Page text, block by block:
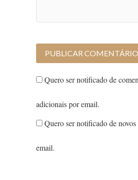
Quero ser notificado de
adicionais por email.
Quero ser notificado de
email.